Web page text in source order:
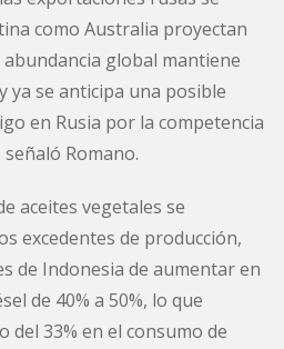
como Australia proyectan
abundancia global mantiene
ya se anticipa una posible
en Rusia por la competencia
Romano.
aceites vegetales se
excedentes de producción,
de Indonesia de aumentar en
de 40% a 50%, lo que
del 33% en el consumo de